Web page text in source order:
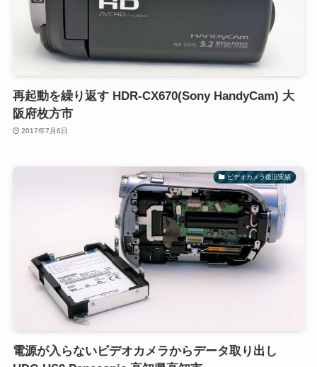
再起動を繰り返す HDR-CX670(Sony HandyCam) 大
阪府枚方市
2017年7月6日
ビデオカメラ復旧実績
電源が入らないビデオカメラからデータ取り出し